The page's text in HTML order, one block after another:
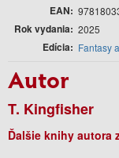
EAN
Rok vydania 2025
Edícia Fantasy
Autor
T. Kingfisher
Ďalšie knihy autora